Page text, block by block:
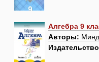
Алгебра 9
Авторы: